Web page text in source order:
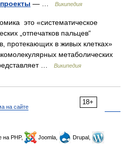
— … Википедия
это «систематическое
„отпечатков пальцев“
протекающих в живых клетках»
метаболических
…
Википедия
18+
на сайте
на PHP, Joomla,
Drupal,